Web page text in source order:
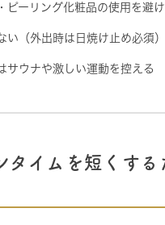
ピーリング化粧品の使用を避
い（外出時は日焼け止め必須）
サウナや激しい運動を控える
タイムを短くする